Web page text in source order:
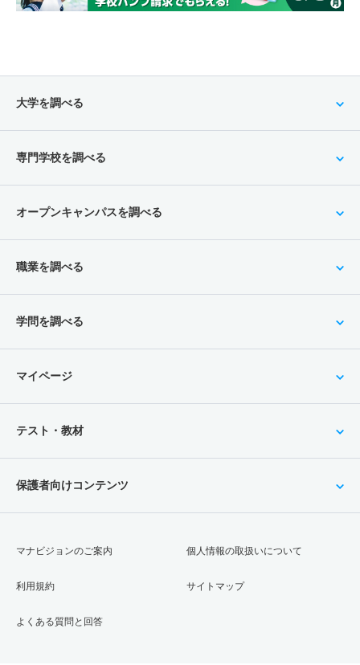
大学を調べる
専門学校を調べる
オープンキャンパスを調べる
職業を調べる
学問を調べる
マイページ
テスト・教材
保護者向けコンテンツ
マナビジョンのご案内
利用規約
よくある質問と回答
個人情報の取扱いについて
サイトマップ